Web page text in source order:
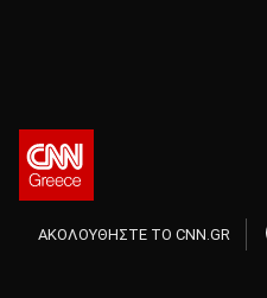
ΑΚΟΛΟΥΘΗΣΤΕ ΤΟ CNN.GR